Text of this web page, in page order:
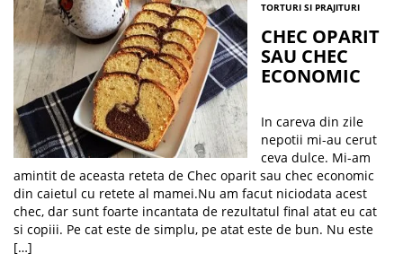
TORTURI SI PRAJITURI
CHEC OPARIT
SAU CHEC
ECONOMIC
In careva din zile
nepotii mi-au cerut
ceva dulce. Mi-am
amintit de aceasta reteta de Chec oparit sau chec economic
din caietul cu retete al mamei.Nu am facut niciodata acest
chec, dar sunt foarte incantata de rezultatul final atat eu cat
si copiii. Pe cat este de simplu, pe atat este de bun. Nu este
[…]